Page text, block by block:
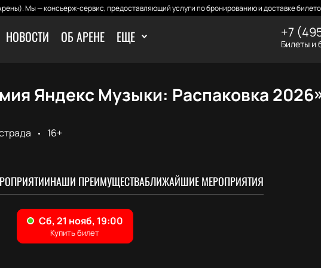
Мы — консьерж-сервис, предоставляющий услуги по бронированию и доставке
НОВОСТИ ОБ АРЕНЕ ЕЩЕ +7
Билеты и
Яндекс Музыки: Распаковка
16+
НАШИ ПРЕИМУЩЕСТВАБЛИЖАЙШИЕ МЕРОПРИЯТИЯ